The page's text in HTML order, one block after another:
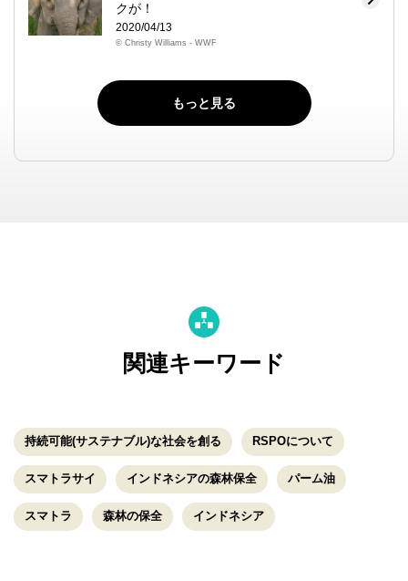
クが！
2020/04/13
© Christy Williams - WWF
もっと見る
関連キーワード
持続可能(サステナブル)な社会を創る RSPOについて
スマトラサイ インドネシアの森林保全 パーム油
スマトラ 森林の保全 インドネシア